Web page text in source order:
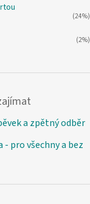
(24%)
(2%)
a zpětný odběr
- pro všechny a bez